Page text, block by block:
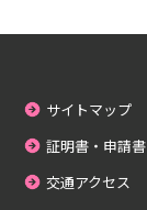
サイトマップ
証明書・申請書
交通アクセス